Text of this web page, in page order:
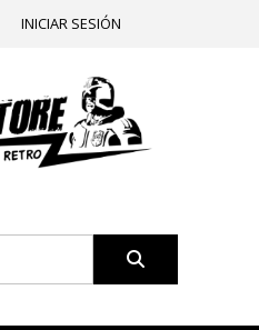
INICIAR SESIÓN